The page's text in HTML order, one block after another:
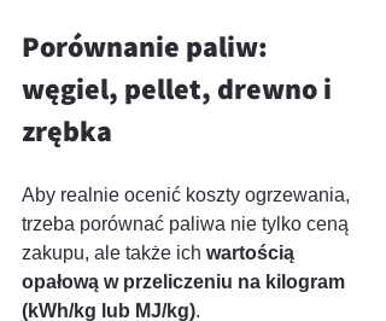
Porównanie paliw:
węgiel, pellet, drewno i
zrębka
Aby realnie ocenić koszty ogrzewania,
trzeba porównać paliwa nie tylko ceną
zakupu, ale także ich wartością
opałową w przeliczeniu na kilogram
(kWh/kg lub MJ/kg).